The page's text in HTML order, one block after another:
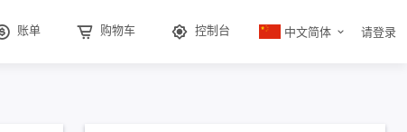
账单 购物车 控制台 中文简体 请登录